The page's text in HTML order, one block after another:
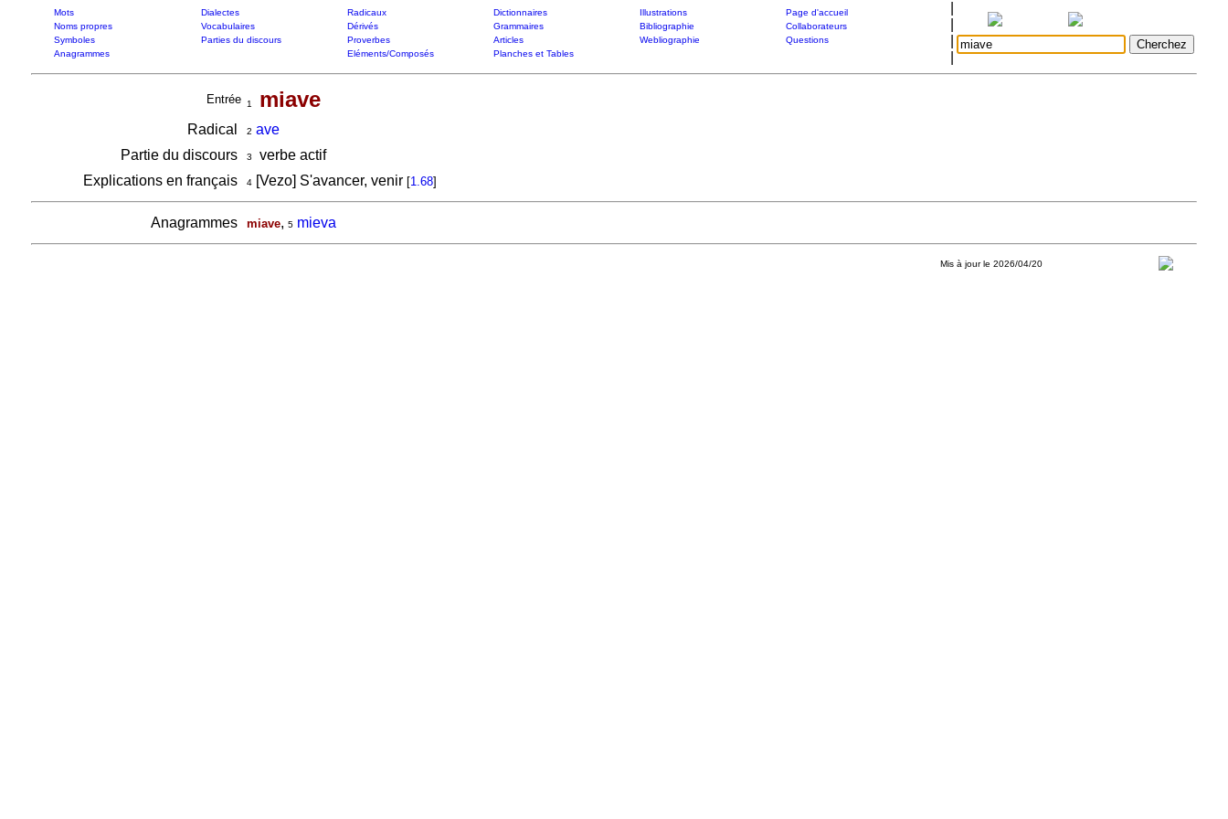
Mots Dialectes Radicaux Dictionnaires Illustrations
Page d'accueil
Noms propres
Vocabulaires Dérivés Grammaires Bibliographie
Collaborateurs
Symboles
Parties du discours Proverbes Articles Webliographie
Questions
Anagrammes
Eléments/Composés Planches et Tables
Entrée 1 miave
Radical 2 ave
Partie du discours
3
verbe actif
Explications en français
4[Vezo] S'avancer, venir [1.68]
Anagrammes miave, 5 mieva
Mis à jour le 2026/04/20